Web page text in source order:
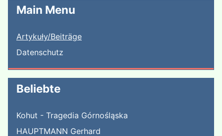
Main Menu
Artykuły/Beiträge
Datenschutz
Beliebte
Kohut - Tragedia Górnośląska
HAUPTMANN Gerhard